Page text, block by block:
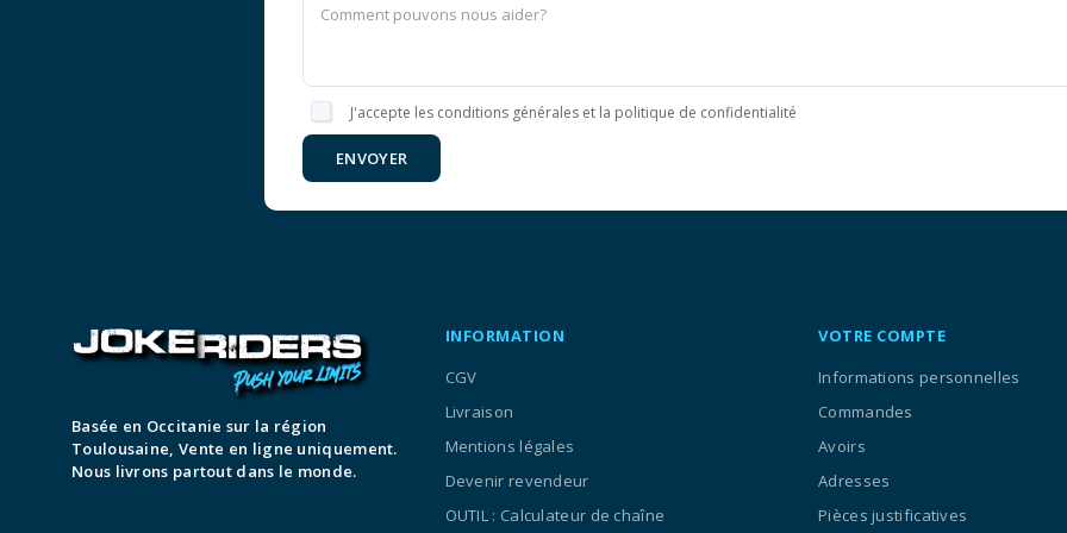
J'accepte les conditions générales et la politique de confidentialité
ENVOYER
Basée en Occitanie sur la région
Toulousaine, Vente en ligne uniquement.
Nous livrons partout dans le monde.
INFORMATION
CGV
Livraison
Mentions légales
Devenir revendeur
OUTIL : Calculateur de chaîne
VOTRE COMPTE
Informations personnelles
Commandes
Avoirs
Adresses
Pièces justificatives